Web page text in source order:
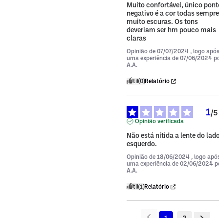
Muito confortável, único
negativo é a cor todas sempre
muito escuras. Os tons
deveriam ser hm pouco mais
claras
Opinião de 07/07/2024 , logo após
uma experiência de 07/06/2024
A.A.
Útil(0)Relatório
1/5
Opinião verificada
Não está nítida a lente do
esquerdo.
Opinião de 18/06/2024 , logo
uma experiência de 02/06/2024
A.A.
Útil(1)Relatório